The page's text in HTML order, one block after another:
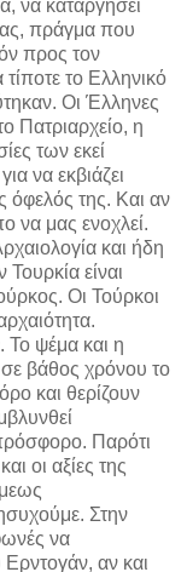
να καταργήσει
πράγμα που
προς τον
το Ελληνικό
Οι Έλληνες
Πατριαρχείο, η
των εκεί
να εκβιάζει
όφελός της. Και αν
να μας ενοχλεί.
και ήδη
είναι
Οι Τούρκοι
Το ψέμα και η
βάθος χρόνου το
και θερίζουν
Παρότι
οι αξίες της
Στην
να
Ερντογάν, αν και